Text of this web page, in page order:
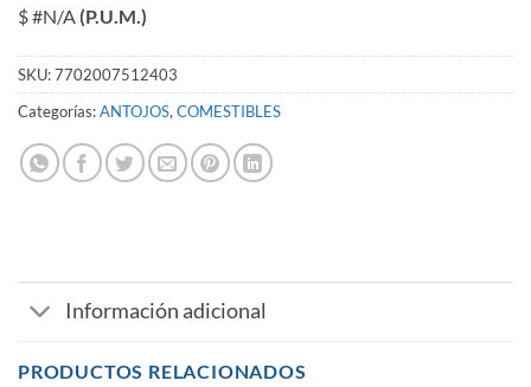
$ #N/A (P.U.M.)
SKU:7702007512403
Categorías:ANTOJOS, COMESTIBLES
Información adicional
PRODUCTOS RELACIONADOS